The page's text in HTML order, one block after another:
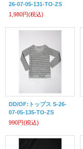
26-07-05-131-TO-ZS
1,980円(税込)
DD/OF:トップス S-26-
07-05-135-TO-ZS
990円(税込)